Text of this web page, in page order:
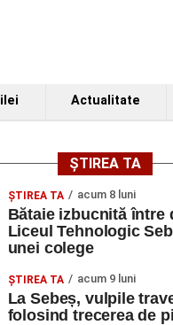
Actualitate
ȘTIREA TA
ŞTIREA TA acum 8 luni
Bătaie izbucnită între
Liceul Tehnologic
unei colege
ŞTIREA TA acum 9 luni
La Sebeș, vulpile
folosind trecerea de